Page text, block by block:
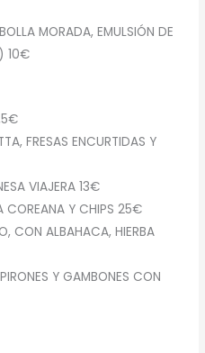
MORADA, EMULSIÓN DE
10€
FRESAS ENCURTIDAS Y
VIAJERA 13€
COREANA Y CHIPS 25€
CON ALBAHACA, HIERBA
Y GAMBONES CON